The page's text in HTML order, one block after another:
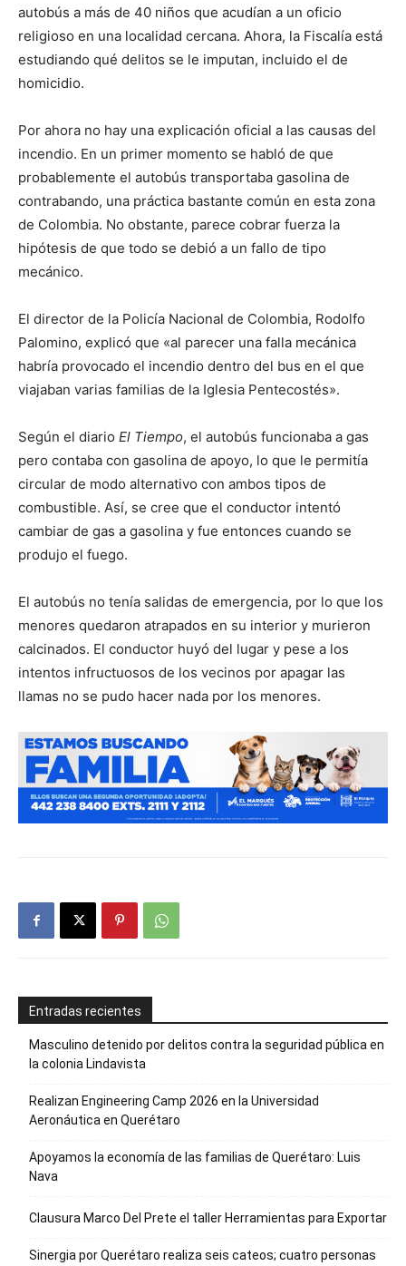
autobús a más de 40 niños que acudían a un oficio
religioso en una localidad cercana. Ahora, la Fiscalía está
estudiando qué delitos se le imputan, incluido el de
homicidio.
Por ahora no hay una explicación oficial a las causas del
incendio. En un primer momento se habló de que
probablemente el autobús transportaba gasolina de
contrabando, una práctica bastante común en esta zona
de Colombia. No obstante, parece cobrar fuerza la
hipótesis de que todo se debió a un fallo de tipo
mecánico.
El director de la Policía Nacional de Colombia, Rodolfo
Palomino, explicó que «al parecer una falla mecánica
habría provocado el incendio dentro del bus en el que
viajaban varias familias de la Iglesia Pentecostés».
Según el diario El Tiempo, el autobús funcionaba a gas
pero contaba con gasolina de apoyo, lo que le permitía
circular de modo alternativo con ambos tipos de
combustible. Así, se cree que el conductor intentó
cambiar de gas a gasolina y fue entonces cuando se
produjo el fuego.
El autobús no tenía salidas de emergencia, por lo que los
menores quedaron atrapados en su interior y murieron
calcinados. El conductor huyó del lugar y pese a los
intentos infructuosos de los vecinos por apagar las
llamas no se pudo hacer nada por los menores.
Entradas recientes
Masculino detenido por delitos contra la seguridad pública en
la colonia Lindavista
Realizan Engineering Camp 2026 en la Universidad
Aeronáutica en Querétaro
Apoyamos la economía de las familias de Querétaro: Luis
Nava
Clausura Marco Del Prete el taller Herramientas para Exportar
Sinergia por Querétaro realiza seis cateos; cuatro personas